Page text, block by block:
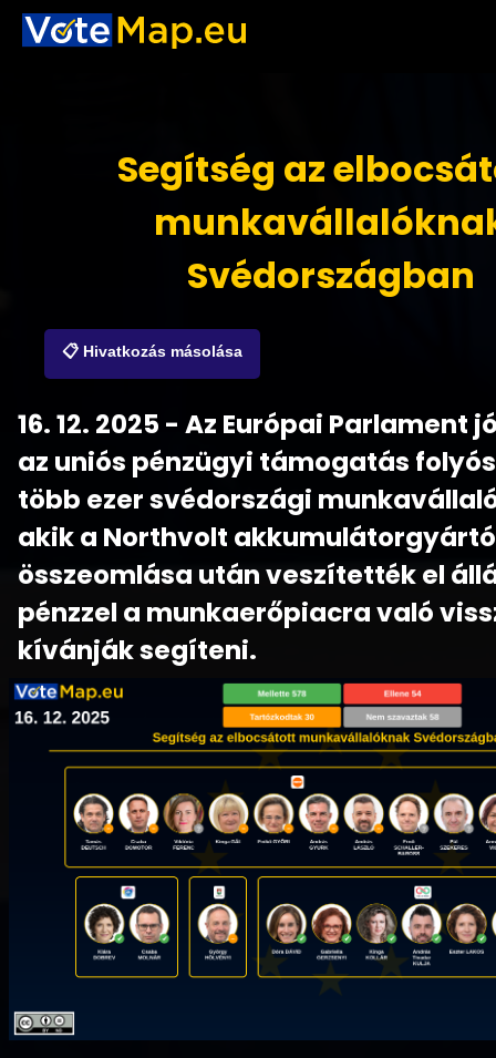
Segítség az
Svédországban
📋 Hivatkozás másolása
16. 12. 2025 - Az Európai Parlament
az uniós pénzügyi támogatás
több ezer svédországi
akik a Northvolt
összeomlása után veszítették el
pénzzel a munkaerőpiacra való
kívánják segíteni.